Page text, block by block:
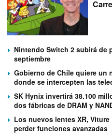
Nintendo Switch 2 subirá de
septiembre
Gobierno de Chile quiere un
donde se intercepten las
SK Hynix invertirá 38.100
dos fábricas de DRAM y
Los nuevos lentes XR,
perder funciones avanzadas